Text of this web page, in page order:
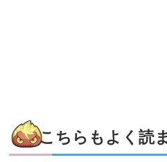
こちらもよく読